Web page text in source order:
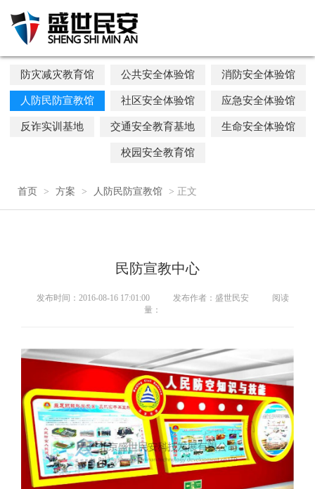
防灾减灾教育馆 公共安全体验馆 消防安全体验馆
人防民防宣教馆 社区安全体验馆 应急安全体验馆
反诈实训基地 交通安全教育基地 生命安全体验馆
校园安全教育馆
首页 > 方案 > 人防民防宣教馆 > 正文
民防宣教中心
发布时间：2016-08-16 17:01:00 发布作者：盛世民安
阅读
量：